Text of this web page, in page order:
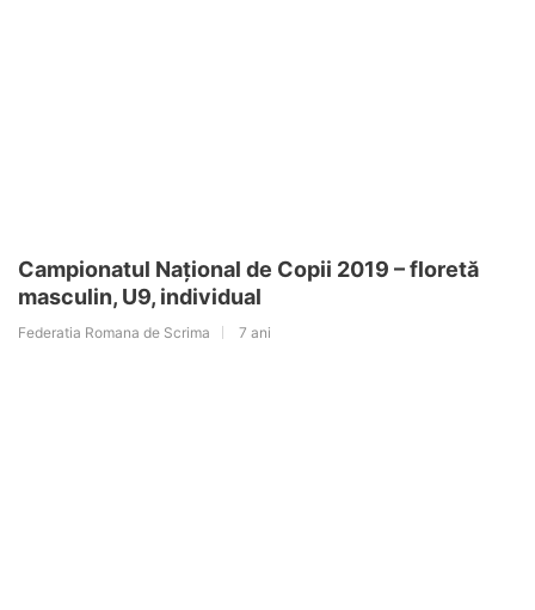
Campionatul Național de Copii 2019 – floretă
masculin, U9, individual
Federatia Romana de Scrima 7 ani